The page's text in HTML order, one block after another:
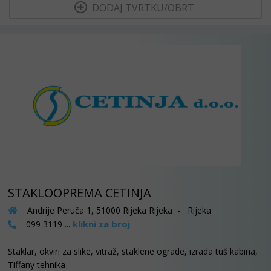
DODAJ TVRTKU/OBRT
STAKLOOPREMA CETINJA
Andrije Peruča 1, 51000 Rijeka Rijeka - Rijeka
099 3119 ... klikni za broj
Staklar, okviri za slike, vitraž, staklene ograde, izrada tuš kabina,
Tiffany tehnika